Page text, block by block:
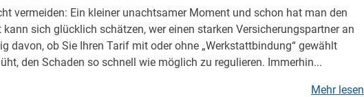
vermeiden: Ein kleiner unachtsamer Moment und schon hat man den
sich glücklich schätzen, wer einen starken Versicherungspartner an
davon, ob Sie Ihren Tarif mit oder ohne „Werkstattbindung“ gewählt
den Schaden so schnell wie möglich zu regulieren. Immerhin...
Mehr lesen